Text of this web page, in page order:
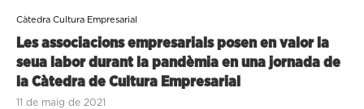
Càtedra Cultura Empresarial
Les associacions empresarials posen en valor la
seua labor durant la pandèmia en una jornada de
la Càtedra de Cultura Empresarial
11 de maig de 2021